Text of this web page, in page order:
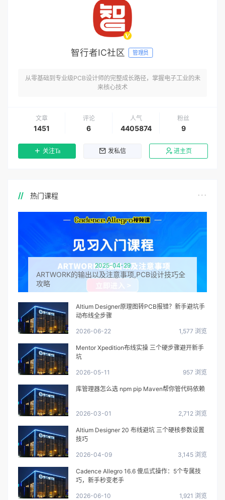
智行者IC社区 管理员
从零基础到专业级PCB设计师的完整成长路径，掌握电子工业的未
来核心技术
文章
1451
评论
6
人气
4405874
粉丝
9
关注Ta 发私信 进主页
热门课程
2025-04-29
ARTWORK的输出以及注意事项,PCB设计技巧全
攻略
Altium Designer原理图转PCB报错？新手避坑手
动布线全步骤
2026-06-22 1,577 浏览
Mentor Xpedition布线实操 三个硬步骤避开新手
坑
2026-05-11 957 浏览
库管理器怎么选 npm pip Maven帮你管代码依赖
2026-03-01 2,712 浏览
Altium Designer 20 布线避坑 三个硬核参数设置
技巧
2026-04-09 3,145 浏览
Cadence Allegro 16.6 傻瓜式操作：5个专属技
巧，新手秒变老手
2026-06-10 1,921 浏览